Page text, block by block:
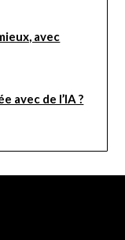
avec
avec de l’IA ?